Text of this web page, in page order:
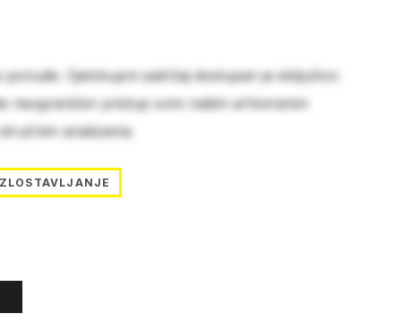
ponude. Cjelokupni sadržaj dostupan je isključivo
neograničen pristup svim našim arhiviranim
analizama.
ZLOSTAVLJANJE